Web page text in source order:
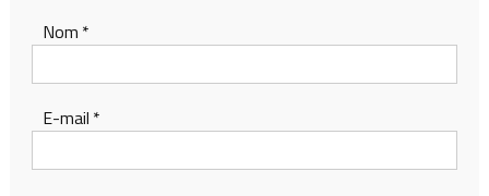
Nom *
E-mail *